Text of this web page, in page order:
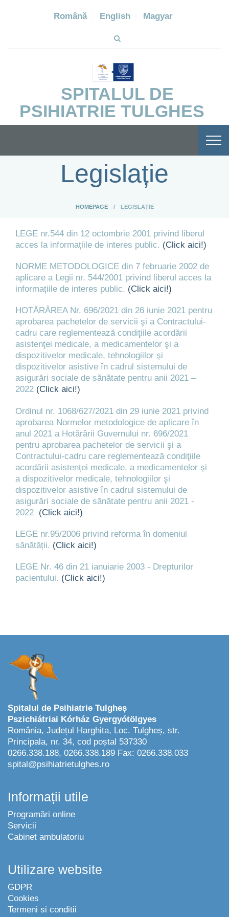
Română English Magyar
SPITALUL DE
PSIHIATRIE TULGHES
Legislație
HOMEPAGE LEGISLAȚIE
LEGE nr.544 din 12 octombrie 2001 privind liberul
acces la informațiile de interes public. (Click aici!)
NORME METODOLOGICE din 7 februarie 2002 de
aplicare a Legii nr. 544/2001 privind liberul acces la
informațiile de interes public. (Click aici!)
HOTĂRÂREA Nr. 696/2021 din 26 iunie 2021 pentru
aprobarea pachetelor de servicii şi a Contractului-
cadru care reglementează condiţiile acordării
asistenţei medicale, a medicamentelor şi a
dispozitivelor medicale, tehnologiilor şi
dispozitivelor asistive în cadrul sistemului de
asigurări sociale de sănătate pentru anii 2021 –
2022 (Click aici!)
Ordinul nr. 1068/627/2021 din 29 iunie 2021 privind
aprobarea Normelor metodologice de aplicare în
anul 2021 a Hotărârii Guvernului nr. 696/2021
pentru aprobarea pachetelor de servicii şi a
Contractului-cadru care reglementează condiţiile
acordării asistenţei medicale, a medicamentelor şi
a dispozitivelor medicale, tehnologiilor şi
dispozitivelor asistive în cadrul sistemului de
asigurări sociale de sănătate pentru anii 2021 -
2022 (Click aici!)
LEGE nr.95/2006 privind reforma în domeniul
sănătății. (Click aici!)
LEGE Nr. 46 din 21 ianuiarie 2003 - Drepturilor
pacientului. (Click aici!)
Spitalul de Psihiatrie Tulgheș
Pszichiátriai Kórház Gyergyótölgyes
România, Județul Harghita, Loc. Tulgheș, str.
Principala, nr. 34, cod poștal 537330
0266.338.188, 0266.338.189 Fax: 0266.338.033
spital@psihiatrietulghes.ro
Informații utile
Programări online
Servicii
Cabinet ambulatoriu
Utilizare website
GDPR
Cookies
Termeni si conditii